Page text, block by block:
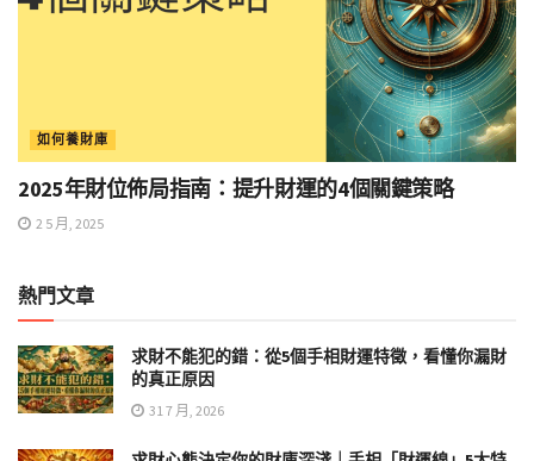
如何養財庫
2025年財位佈局指南：提升財運的4個關鍵策略
2 5 月, 2025
熱門文章
求財不能犯的錯：從5個手相財運特徵，看懂你漏財
的真正原因
31 7 月, 2026